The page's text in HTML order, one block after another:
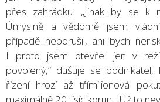
přes zahrádku. „Jinak by se k
Úmyslně a vědomě jsem
případě neporušil, ani bych
I proto jsem otevřel jen v
povolený,“ dušuje se
řízení hrozí až třímilionová
maximálně 20 tisíc korun. „Už to